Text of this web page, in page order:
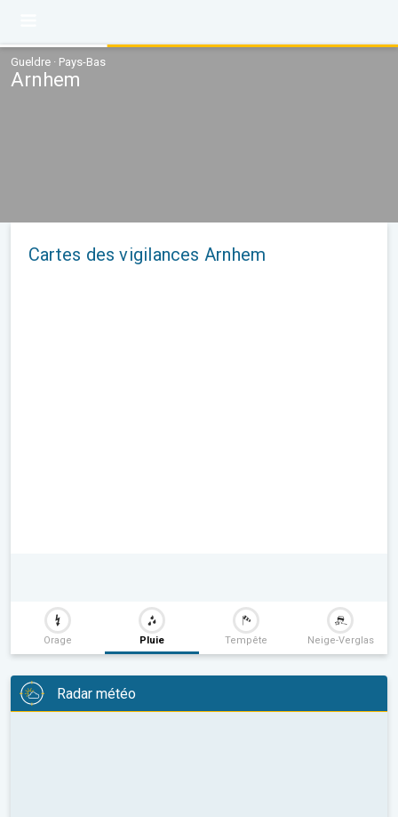
Gueldre · Pays-Bas
Arnhem
Cartes des vigilances Arnhem
Orage Pluie Tempête Neige-Verglas
Radar météo